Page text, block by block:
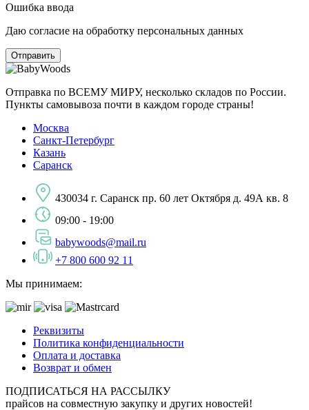
Ошибка ввода
Даю согласие на обработку персональных данных
Отправка по ВСЕМУ МИРУ, несколько складов по России.
Пункты самовывоза почти в каждом городе страны!
Москва
Санкт-Петербург
Казань
Саранск
430034 г. Саранск пр. 60 лет Октября д. 49А кв. 8
09:00 - 19:00
babywoods@mail.ru
+7 800 600 92 11
Мы принимаем:
Реквизиты
Политика конфиденциальности
Оплата и доставка
Возврат и обмен
ПОДПИСАТЬСЯ НА РАССЫЛКУ
прайсов на совместную закупку и других новостей!